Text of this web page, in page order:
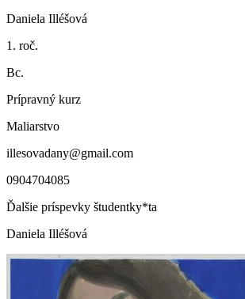
Daniela Illéšová
1. roč.
Bc.
Prípravný kurz
Maliarstvo
illesovadany@gmail.com
0904704085
Ďalšie príspevky študentky*ta
Daniela Illéšová